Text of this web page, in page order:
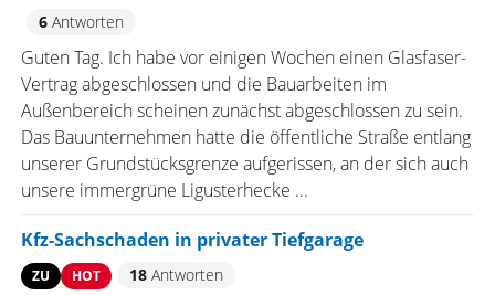
6Antworten
Guten Tag. Ich habe vor einigen Wochen einen Glasfaser-
Vertrag abgeschlossen und die Bauarbeiten im
Außenbereich scheinen zunächst abgeschlossen zu sein.
Das Bauunternehmen hatte die öffentliche Straße entlang
unserer Grundstücksgrenze aufgerissen, an der sich auch
unsere immergrüne Ligusterhecke ...
Kfz-Sachschaden in privater Tiefgarage
ZU HOT 18Antworten